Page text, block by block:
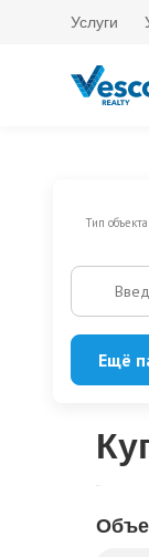
Услуги
Тип объекта
Ещё
Охрана